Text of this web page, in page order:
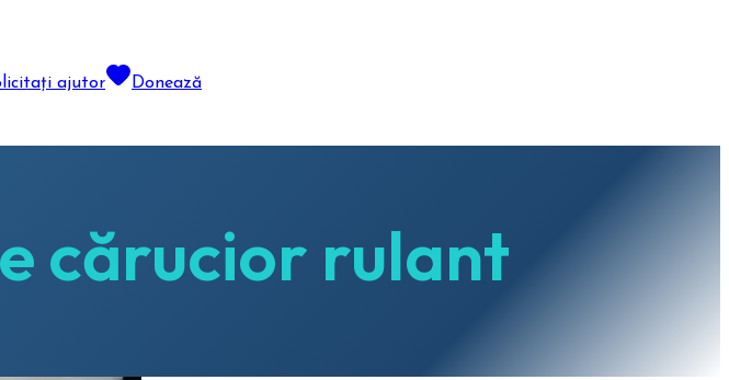
ajutor Donează
cărucior rulant